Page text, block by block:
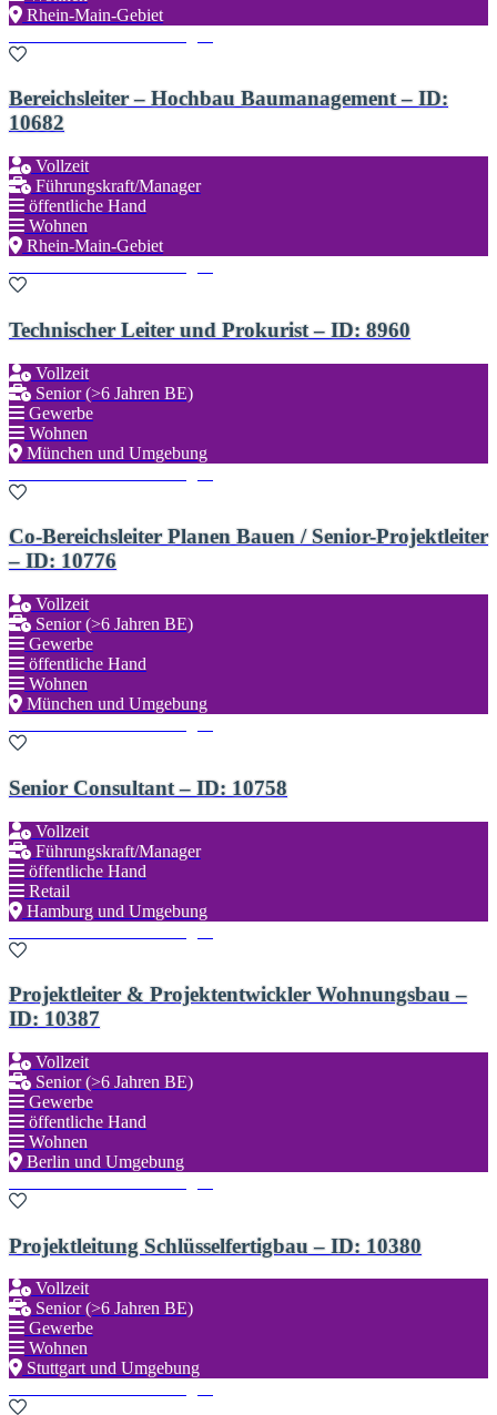
Rhein-Main-Gebiet
Bereichsleiter – Hochbau Baumanagement – ID:
10682
Vollzeit
Führungskraft/Manager
öffentliche Hand
Wohnen
Rhein-Main-Gebiet
Technischer Leiter und Prokurist – ID: 8960
Vollzeit
Senior (>6 Jahren BE)
Gewerbe
Wohnen
München und Umgebung
Co-Bereichsleiter Planen Bauen / Senior-Projektleiter
– ID: 10776
Vollzeit
Senior (>6 Jahren BE)
Gewerbe
öffentliche Hand
Wohnen
München und Umgebung
Senior Consultant – ID: 10758
Vollzeit
Führungskraft/Manager
öffentliche Hand
Retail
Hamburg und Umgebung
Projektleiter & Projektentwickler Wohnungsbau –
ID: 10387
Vollzeit
Senior (>6 Jahren BE)
Gewerbe
öffentliche Hand
Wohnen
Berlin und Umgebung
Projektleitung Schlüsselfertigbau – ID: 10380
Vollzeit
Senior (>6 Jahren BE)
Gewerbe
Wohnen
Stuttgart und Umgebung